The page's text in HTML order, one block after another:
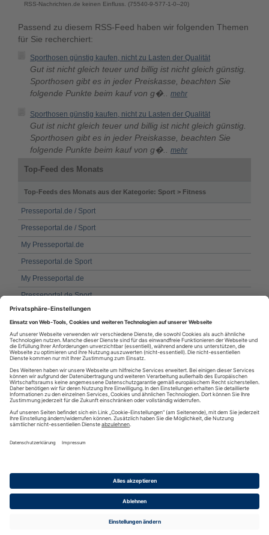
RSS-Nachrichten.de keinen Einfluss. (75540-9-577-1-0--20)
Passend zu diesem RSS-Feed haben wir folgenden Themen
für Sie recherchiert:
Sporthosen günstig kaufen, nicht zu Lasten der Qualität
Gut ist nicht gleich teuer und billig ist nicht gleich günstig.
Sporthosen gibt es in jeder Preiskasse, beachten Sie
folgende Punkte beim kauf von g�.. mehr
Sporthosen günstig kaufen, nicht zu Lasten der Qualität
Gut ist nicht gleich teuer und billig ist nicht gleich günstig.
Sporthosen gibt es in jeder Preiskasse, beachten Sie
folgende Punkte beim kauf von g�.. mehr
Top-Feed des Monats
Top-Feeds des Monats aus der Kategorie: Sport > Fitness
Presseportal.de / Sport
Presseportal.de / Sport
My Presseportal.de
Presseportal.de Sport
My Presseportal.de
Presseportal.de Sport
HDsports Aktuelle Laufsport-Themen
Online-Lauftagebuch
FitnessTester.TV - Dein Fitnessblog für optimalen Museklaufbau
Strongathletixx Fitness und Trainingsgeräte Tipps
Datenschutzinformationen·Cookie-Einstellungen·Impressum · AGB
& Nutzungsbedingungen·Partnerprogramme